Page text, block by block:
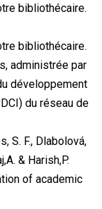
bibliothécaire.
bibliothécaire.
administrée par
développement
du réseau de
S. F., Dlabolová,
& Harish,P.
of academic